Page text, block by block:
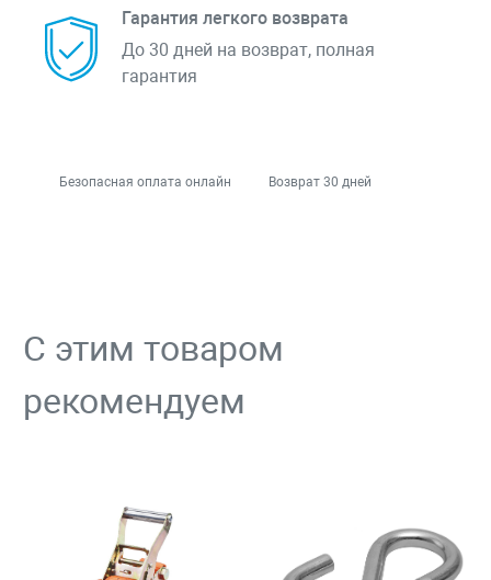
Гарантия легкого возврата
До 30 дней на возврат, полная
гарантия
Безопасная оплата онлайн Возврат 30 дней
С этим товаром
рекомендуем